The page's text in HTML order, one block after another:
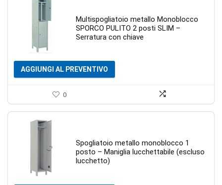
Multispogliatoio metallo Monoblocco
SPORCO PULITO 2 posti SLIM –
Serratura con chiave
0
AGGIUNGI AL PREVENTIVO
Spogliatoio metallo monoblocco 1
posto – Maniglia lucchettabile (escluso
lucchetto)